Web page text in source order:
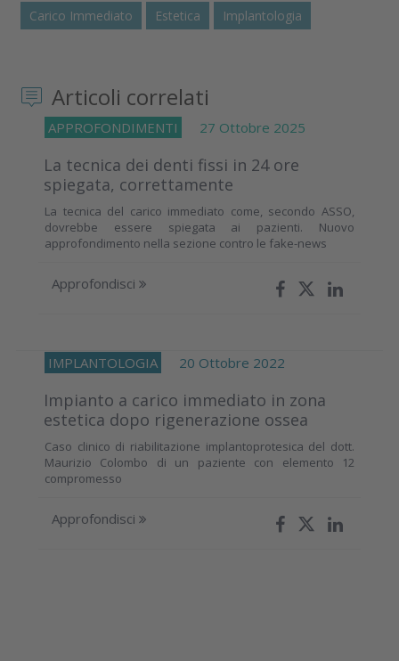
Carico Immediato Estetica Implantologia
Articoli correlati
APPROFONDIMENTI 27 Ottobre 2025
La tecnica dei denti fissi in 24 ore
spiegata, correttamente
La tecnica del carico immediato come, secondo ASSO,
dovrebbe essere spiegata ai pazienti. Nuovo
approfondimento nella sezione contro le fake-news
Approfondisci
IMPLANTOLOGIA 20 Ottobre 2022
Impianto a carico immediato in zona
estetica dopo rigenerazione ossea
Caso clinico di riabilitazione implantoprotesica del dott.
Maurizio Colombo di un paziente con elemento 12
compromesso
Approfondisci